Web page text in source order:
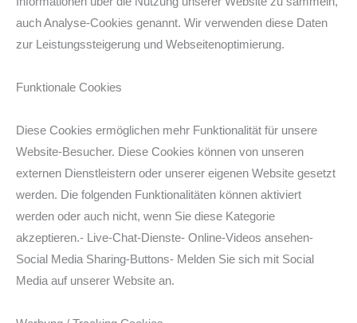
auch Analyse-Cookies genannt. Wir verwenden diese Daten
zur Leistungssteigerung und Webseitenoptimierung.
Funktionale Cookies
Diese Cookies ermöglichen mehr Funktionalität für unsere
Website-Besucher. Diese Cookies können von unseren
externen Dienstleistern oder unserer eigenen Website gesetzt
werden. Die folgenden Funktionalitäten können aktiviert
werden oder auch nicht, wenn Sie diese Kategorie
akzeptieren.- Live-Chat-Dienste- Online-Videos ansehen-
Social Media Sharing-Buttons- Melden Sie sich mit Social
Media auf unserer Website an.